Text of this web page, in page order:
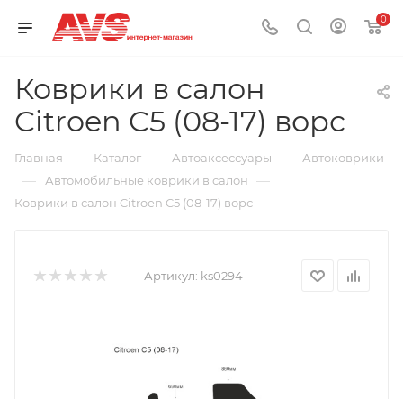
0
Коврики в салон
Citroen C5 (08-17) ворс
Главная — Каталог — Автоаксессуары — Автоковрики
— Автомобильные коврики в салон —
Коврики в салон Citroen C5 (08-17) ворс
Артикул: ks0294